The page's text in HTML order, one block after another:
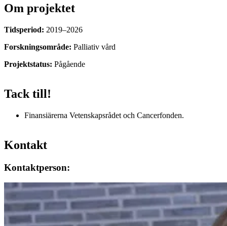
Om projektet
Tidsperiod: 2019–2026
Forskningsområde: Palliativ vård
Projektstatus: Pågående
Tack till!
Finansiärerna Vetenskapsrådet och Cancerfonden.
Kontakt
Kontaktperson: